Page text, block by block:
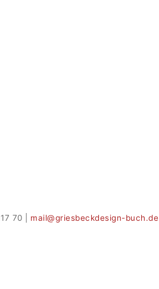
70 | mail@griesbeckdesign-buch.de